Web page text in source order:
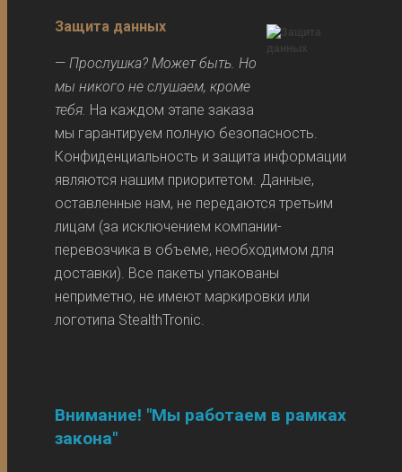
Защита данных
— Прослушка? Может быть. Но
мы никого не слушаем, кроме
тебя. На каждом этапе заказа
мы гарантируем полную безопасность.
Конфиденциальность и защита информации
являются нашим приоритетом. Данные,
оставленные нам, не передаются третьим
лицам (за исключением компании-
перевозчика в объеме, необходимом для
доставки). Все пакеты упакованы
неприметно, не имеют маркировки или
логотипа StealthTronic.
Внимание! "Мы работаем в рамках
закона"